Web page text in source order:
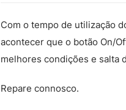
Com o tempo de utilização
acontecer que o botão On/
melhores condições e salta
Repare connosco.